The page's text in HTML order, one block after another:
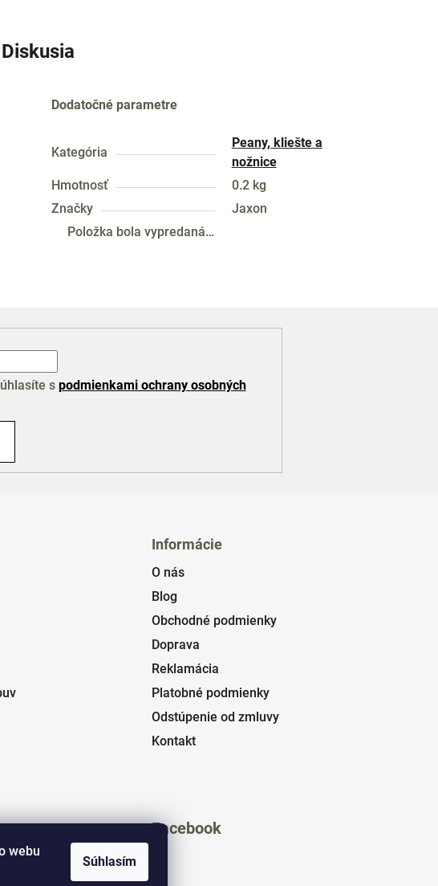
webu
Súhlasím
Diskusia
Dodatočné parametre
Kategória
Peany, kliešte a
nožnice
Hmotnosť
0.2 kg
Značky
Jaxon
Položka bola vypredaná…
s podmienkami ochrany osobných
Informácie
O nás
Blog
Obchodné podmienky
Doprava
Reklamácia
Platobné podmienky
Odstúpenie od zmluvy
Kontakt
Facebook